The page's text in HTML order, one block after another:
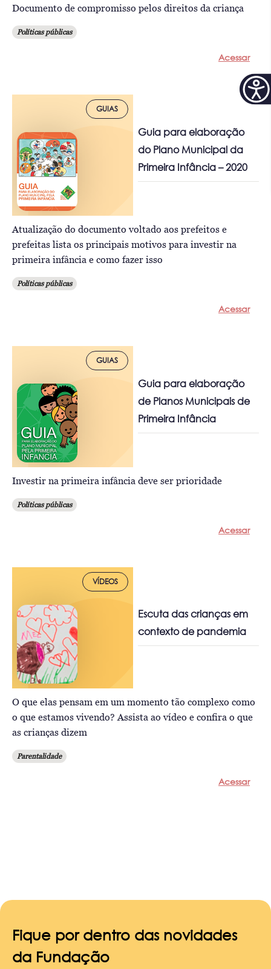
Documento de compromisso pelos direitos da criança
Políticas públicas
Acessar
GUIAS
Guia para elaboração
do Plano Municipal da
Primeira Infância – 2020
Atualização do documento voltado aos prefeitos e
prefeitas lista os principais motivos para investir na
primeira infância e como fazer isso
Políticas públicas
Acessar
GUIAS
Guia para elaboração
de Planos Municipais de
Primeira Infância
Investir na primeira infância deve ser prioridade
Políticas públicas
Acessar
VÍDEOS
Escuta das crianças em
contexto de pandemia
O que elas pensam em um momento tão complexo como
o que estamos vivendo? Assista ao vídeo e confira o que
as crianças dizem
Parentalidade
Acessar
Fique por dentro das novidades
da Fundação